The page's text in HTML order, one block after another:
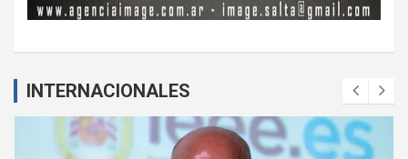
INTERNACIONALES